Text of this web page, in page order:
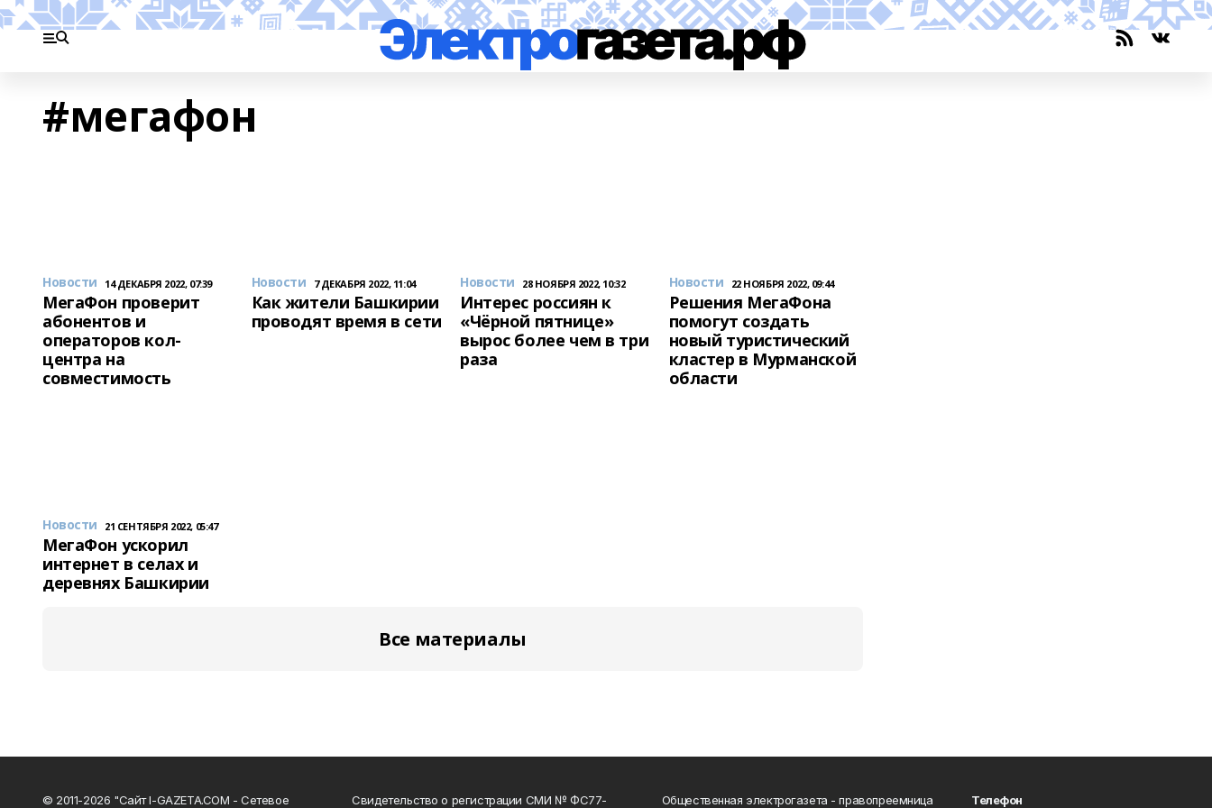
#мегафон
Новости 14 ДЕКАБРЯ 2022, 07:39
МегаФон проверит
абонентов и
операторов кол-
центра на
совместимость
Новости 7 ДЕКАБРЯ 2022, 11:04
Как жители Башкирии
проводят время в сети
Новости 28 НОЯБРЯ 2022, 10:32
Интерес россиян к
«Чёрной пятнице»
вырос более чем в три
раза
Новости 22 НОЯБРЯ 2022, 09:44
Решения МегаФона
помогут создать
новый туристический
кластер в Мурманской
области
Новости 21 СЕНТЯБРЯ 2022, 05:47
МегаФон ускорил
интернет в селах и
деревнях Башкирии
Все материалы
© 2011-2026 "Сайт I-GAZETA.COM - Сетевое
Свидетельство о регистрации СМИ № ФС77-
Общественная электрогазета - правопреемница
Телефон